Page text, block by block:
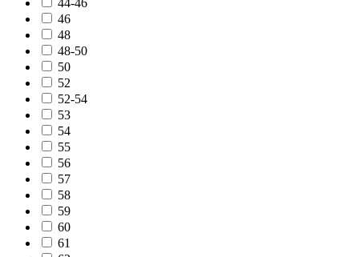
46
48
48-50
50
52
52-54
53
54
55
56
57
58
59
60
61